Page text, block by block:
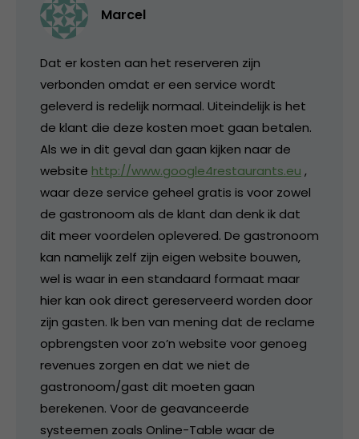
Marcel
Dat er kosten aan het reserveren zijn
verbonden omdat er een service wordt
geleverd is redelijk normaal. Uiteindelijk is het
de klant die deze kosten moet gaan betalen.
Als we in dit geval dan gaan kijken naar de
website http://www.google4restaurants.eu ,
waar deze service geheel gratis is voor zowel
de gastronoom als de klant dan denk ik dat
dit meer voordelen oplevered. De gastronoom
kan namelijk zelf zijn eigen website bouwen,
wel is waar in een standaard formaat maar
hier kan ook direct gereserveerd worden door
zijn gasten. Ik ben van mening dat de reclame
opbrengsten voor zo’n website voor genoeg
revenues zorgen en dat we niet de
gastronoom/gast dit moeten gaan
berekenen. Voor de geavanceerde
systeemen zoals Online-Table waar de